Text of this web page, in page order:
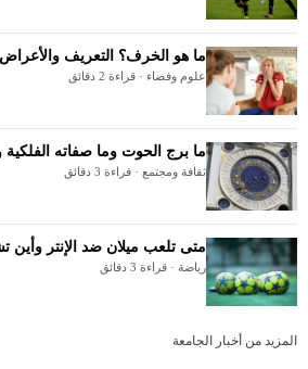
ما هو الخرف؟ التعريف
علوم وفضاء · قراءة 2 دقائق
ما برج الحوت وما صفاته
ثقافة ومجتمع · قراءة 3 دقائق
متى تلعب ميلان ضد الإنتر وأين
رياضة · قراءة 3 دقائق
المزيد من أخبار الجامعة